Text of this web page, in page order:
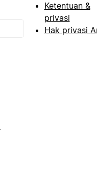
Ketentuan &
privasi
Hak privasi